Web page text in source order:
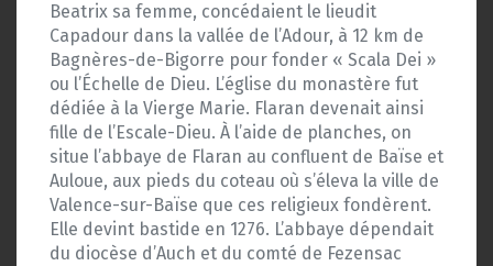
Beatrix sa femme, concédaient le lieudit
Capadour dans la vallée de l’Adour, à 12 km de
Bagnères-de-Bigorre pour fonder « Scala Dei »
ou l’Échelle de Dieu. L’église du monastère fut
dédiée à la Vierge Marie. Flaran devenait ainsi
fille de l’Escale-Dieu. À l’aide de planches, on
situe l’abbaye de Flaran au confluent de Baïse et
Auloue, aux pieds du coteau où s’éleva la ville de
Valence-sur-Baïse que ces religieux fondèrent.
Elle devint bastide en 1276. L’abbaye dépendait
du diocèse d’Auch et du comté de Fezensac